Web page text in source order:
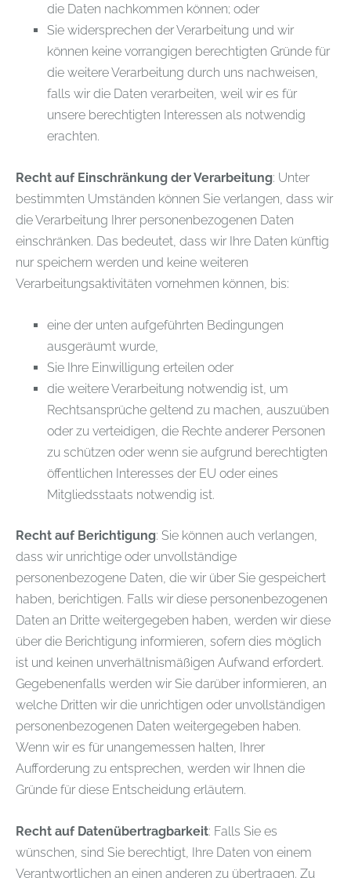
die Daten nachkommen können; oder
Sie widersprechen der Verarbeitung und wir
können keine vorrangigen berechtigten Gründe für
die weitere Verarbeitung durch uns nachweisen,
falls wir die Daten verarbeiten, weil wir es für
unsere berechtigten Interessen als notwendig
erachten.
Recht auf Einschränkung der Verarbeitung: Unter
bestimmten Umständen können Sie verlangen, dass wir
die Verarbeitung Ihrer personenbezogenen Daten
einschränken. Das bedeutet, dass wir Ihre Daten künftig
nur speichern werden und keine weiteren
Verarbeitungsaktivitäten vornehmen können, bis:
eine der unten aufgeführten Bedingungen
ausgeräumt wurde,
Sie Ihre Einwilligung erteilen oder
die weitere Verarbeitung notwendig ist, um
Rechtsansprüche geltend zu machen, auszuüben
oder zu verteidigen, die Rechte anderer Personen
zu schützen oder wenn sie aufgrund berechtigten
öffentlichen Interesses der EU oder eines
Mitgliedsstaats notwendig ist.
Recht auf Berichtigung: Sie können auch verlangen,
dass wir unrichtige oder unvollständige
personenbezogene Daten, die wir über Sie gespeichert
haben, berichtigen. Falls wir diese personenbezogenen
Daten an Dritte weitergegeben haben, werden wir diese
über die Berichtigung informieren, sofern dies möglich
ist und keinen unverhältnismäßigen Aufwand erfordert.
Gegebenenfalls werden wir Sie darüber informieren, an
welche Dritten wir die unrichtigen oder unvollständigen
personenbezogenen Daten weitergegeben haben.
Wenn wir es für unangemessen halten, Ihrer
Aufforderung zu entsprechen, werden wir Ihnen die
Gründe für diese Entscheidung erläutern.
Recht auf Datenübertragbarkeit: Falls Sie es
wünschen, sind Sie berechtigt, Ihre Daten von einem
Verantwortlichen an einen anderen zu übertragen. Zu